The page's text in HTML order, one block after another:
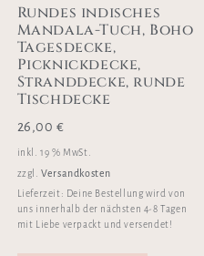
Rundes indisches
Mandala-Tuch, Boho
Tagesdecke,
Picknickdecke,
Stranddecke, runde
Tischdecke
26,00€
inkl. 19 % MwSt.
zzgl.Versandkosten
Lieferzeit: Deine Bestellung wird von
uns innerhalb der nächsten 4-8 Tagen
mit Liebe verpackt und versendet!